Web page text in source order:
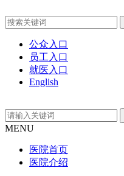
公众入口
员工入口
就医入口
English
MENU
医院首页
医院介绍